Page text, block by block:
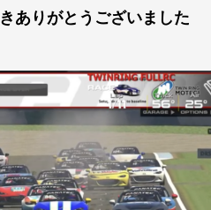
ありがとうございました